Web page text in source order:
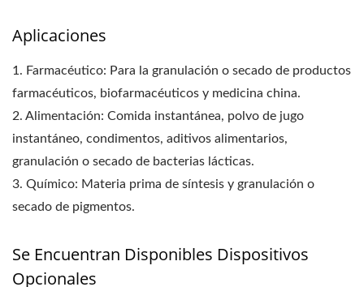
Aplicaciones
1. Farmacéutico: Para la granulación o secado de productos
farmacéuticos, biofarmacéuticos y medicina china.
2. Alimentación: Comida instantánea, polvo de jugo
instantáneo, condimentos, aditivos alimentarios,
granulación o secado de bacterias lácticas.
3. Químico: Materia prima de síntesis y granulación o
secado de pigmentos.
Se Encuentran Disponibles Dispositivos
Opcionales